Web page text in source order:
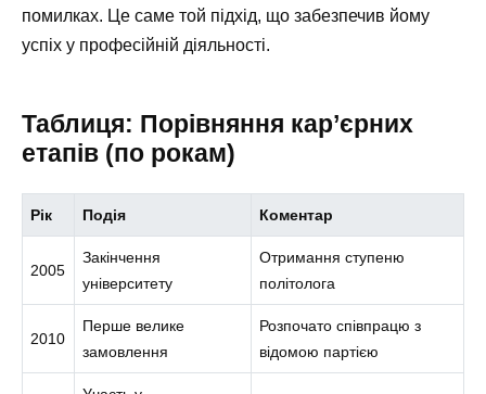
помилках. Це саме той підхід, що забезпечив йому
успіх у професійній діяльності.
Таблиця: Порівняння кар’єрних
етапів (по рокам)
Рік Подія Коментар
2005
Закінчення
університету
Отримання ступеню
політолога
2010
Перше велике
замовлення
Розпочато співпрацю з
відомою партією